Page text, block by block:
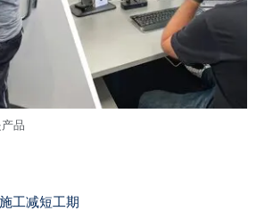
品
工减短工期